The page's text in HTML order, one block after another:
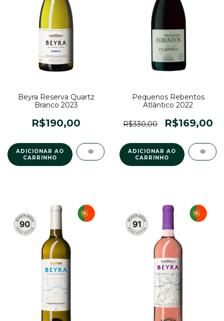
Beyra Reserva Quartz
Branco 2023
R$190,00
Pequenos Rebentos
Atlântico 2022
R$330,00 R$169,00